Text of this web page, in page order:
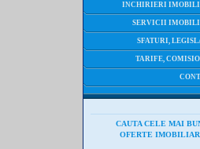
INCHIRIERI
SERVICII
SFATURI,
TARIFE,
CAUTA CELE MAI
OFERTE